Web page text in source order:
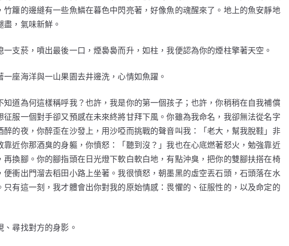
竹籮的邊縫有一些魚鱗在暮色中閃亮著，好像魚的魂醒來了。地上的魚安靜地
，氣味新鮮。
一支菸，噴出最後一口，煙裊裊而升，如柱，我便認為你的煙柱擎著天空。
座海洋與一山果園去井邊洗，心情如魚躍。
道為何這樣稱呼我？也許，我是你的第一個孩子；也許，你稍稍在自我補償
征服一個對手卻又預感在未來終將甘拜下風。你雖為我命名，我卻無法從名字
醉的夜，你醉歪在沙發上，用沙啞而挑戰的聲音叫我：「老大，幫我脫鞋」非
靠近你那酒臭的身軀，你憤怒：「聽到沒？」我也在心底燃著怒火，勉強靠近
換腳。你的腳指頭在日光燈下軟白軟白地，有點沖臭，把你的雙腳扶搭在椅
衝出門溜去稻田小路上坐著。我很憤怒，朝墨黑的虛空丟石頭，石頭落在水
有這一刻，我才體會出你對我的原始情感：畏懼的、征服性的，以及命定的
尋找對方的身影。